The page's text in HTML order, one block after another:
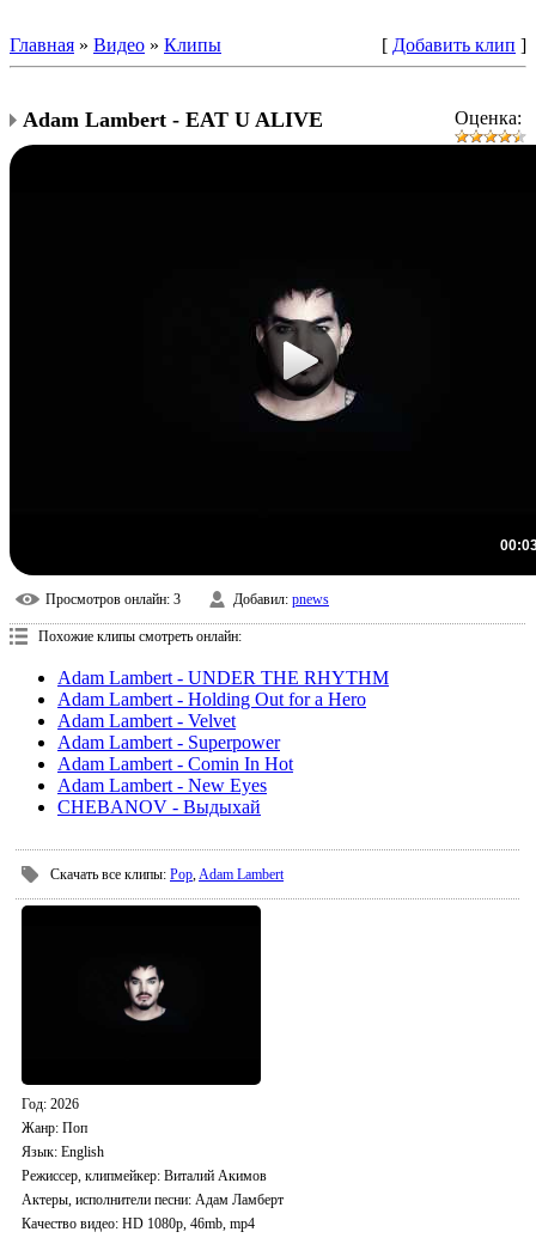
Главная » Видео » Клипы [ Добавить клип ]
Оценка:
Adam Lambert - EAT U ALIVE
Просмотров онлайн: 3 Добавил: pnews
Похожие клипы смотреть онлайн:
Adam Lambert - UNDER THE RHYTHM
Adam Lambert - Holding Out for a Hero
Adam Lambert - Velvet
Adam Lambert - Superpower
Adam Lambert - Comin In Hot
Adam Lambert - New Eyes
CHEBANOV - Выдыхай
Скачать все клипы: Pop,Adam Lambert
Год: 2026
Жанр: Поп
Язык: English
Режиссер, клипмейкер: Виталий Акимов
Актеры, исполнители песни: Адам Ламберт
Качество видео: HD 1080p, 46mb, mp4